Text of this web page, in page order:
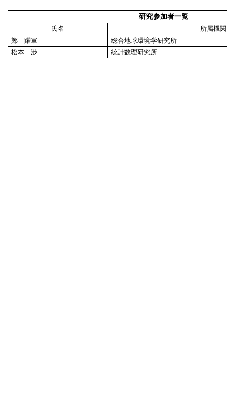
研究参加者一覧
氏名
所属機関
鄭 躍軍
総合地球環境学研究所
松本 渉
統計数理研究所